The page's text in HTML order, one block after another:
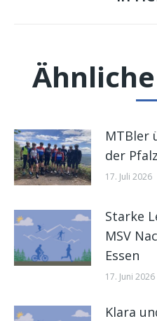
MTBler
der
17. Juli 2026
Starke
MSV
Essen
17. Juni 2026
Klara